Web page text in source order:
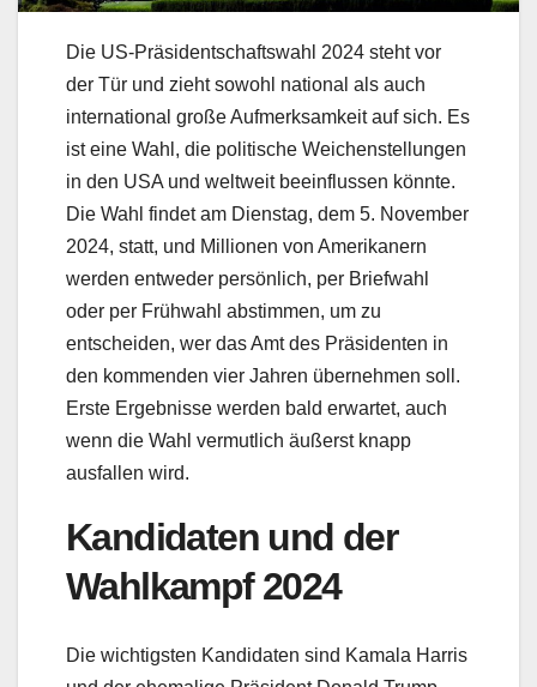
Die US-Präsidentschaftswahl 2024 steht vor
der Tür und zieht sowohl national als auch
international große Aufmerksamkeit auf sich. Es
ist eine Wahl, die politische Weichenstellungen
in den USA und weltweit beeinflussen könnte.
Die Wahl findet am Dienstag, dem 5. November
2024, statt, und Millionen von Amerikanern
werden entweder persönlich, per Briefwahl
oder per Frühwahl abstimmen, um zu
entscheiden, wer das Amt des Präsidenten in
den kommenden vier Jahren übernehmen soll.
Erste Ergebnisse werden bald erwartet, auch
wenn die Wahl vermutlich äußerst knapp
ausfallen wird.
Kandidaten und der
Wahlkampf 2024
Die wichtigsten Kandidaten sind Kamala Harris